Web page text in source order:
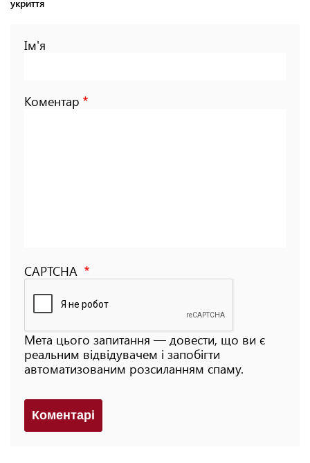
укриття
Ім'я
Коментар
CAPTCHA
Мета цього запитання — довести, що ви є
реальним відвідувачем і запобігти
автоматизованим розсиланням спаму.
Коментарi